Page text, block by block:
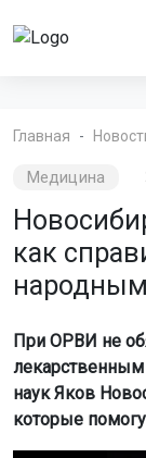
Главная
Медицина
как
При ОРВИ не
наук Яков
которые